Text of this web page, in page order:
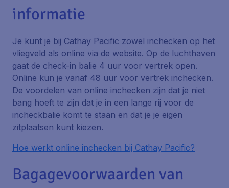
informatie
Je kunt je bij Cathay Pacific zowel inchecken op het
vliegveld als online via de website. Op de luchthaven
gaat de check-in balie 4 uur voor vertrek open.
Online kun je vanaf 48 uur voor vertrek inchecken.
De voordelen van online inchecken zijn dat je niet
bang hoeft te zijn dat je in een lange rij voor de
incheckbalie komt te staan en dat je je eigen
zitplaatsen kunt kiezen.
Hoe werkt online inchecken bij Cathay Pacific?
Bagagevoorwaarden van